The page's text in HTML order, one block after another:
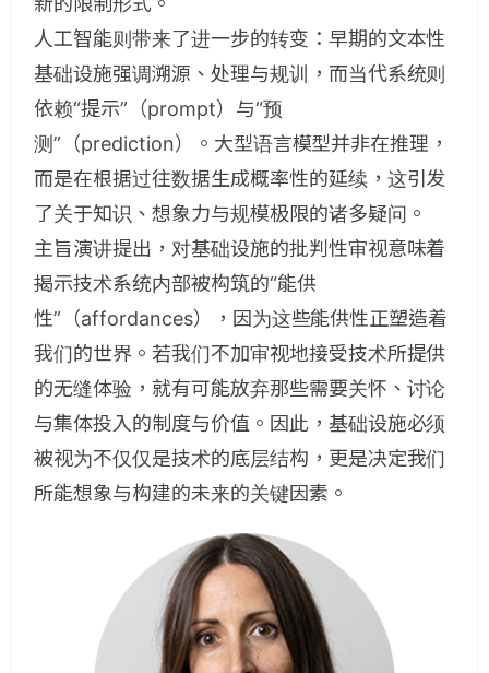
人工智能则带来了进一步的转变：早期的文本性
基础设施强调溯源、处理与规训，而当代系统则
依赖“提示”（prompt）与“预
测”（prediction）。大型语言模型并非在推理，
而是在根据过往数据生成概率性的延续，这引发
了关于知识、想象力与规模极限的诸多疑问。
主旨演讲提出，对基础设施的批判性审视意味着
揭示技术系统内部被构筑的“能供
性”（affordances），因为这些能供性正塑造着
我们的世界。若我们不加审视地接受技术所提供
的无缝体验，就有可能放弃那些需要关怀、讨论
与集体投入的制度与价值。因此，基础设施必须
被视为不仅仅是技术的底层结构，更是决定我们
所能想象与构建的未来的关键因素。